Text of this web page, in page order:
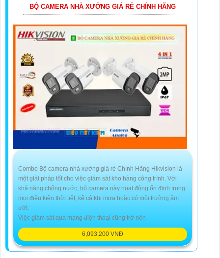
BỘ CAMERA NHÀ XƯỞNG GIÁ RẺ CHÍNH HÃNG
Combo Bộ camera nhà xưởng giá rẻ Chính Hãng Hikvision là
một giải pháp tốt cho việc giám sát kho hàng công trình. Với
khả năng chống nước, bộ camera này hoạt động ổn định trong
mọi điều kiện thời tiết, kể cả khi mưa hoặc có môi trường ẩm
ướt.
Việc giám sát qua mạng điện thoại cũng trở nên
6,093,200 VNĐ